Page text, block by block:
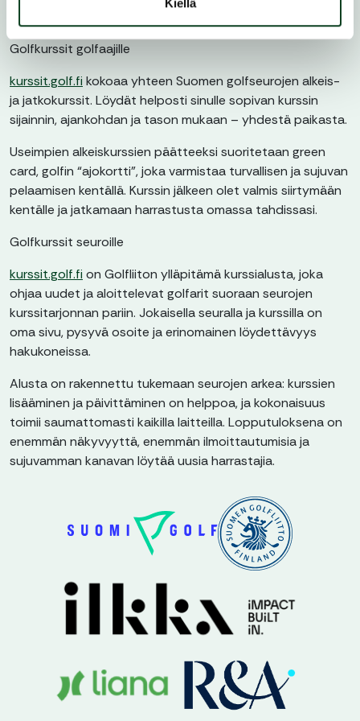
Golfkurssit golfaajille
kurssit.golf.fi kokoaa yhteen Suomen golfseurojen alkeis-
ja jatkokurssit. Löydät helposti sinulle sopivan kurssin
sijainnin, ajankohdan ja tason mukaan – yhdestä paikasta.
Useimpien alkeiskurssien päätteeksi suoritetaan green
card, golfin “ajokortti”, joka varmistaa turvallisen ja sujuvan
pelaamisen kentällä. Kurssin jälkeen olet valmis siirtymään
kentälle ja jatkamaan harrastusta omassa tahdissasi.
Golfkurssit seuroille
kurssit.golf.fi on Golfliiton ylläpitämä kurssialusta, joka
ohjaa uudet ja aloittelevat golfarit suoraan seurojen
kurssitarjonnan pariin. Jokaisella seuralla ja kurssilla on
oma sivu, pysyvä osoite ja erinomainen löydettävyys
hakukoneissa.
Alusta on rakennettu tukemaan seurojen arkea: kurssien
lisääminen ja päivittäminen on helppoa, ja kokonaisuus
toimii saumattomasti kaikilla laitteilla. Lopputuloksena on
enemmän näkyvyyttä, enemmän ilmoittautumisia ja
sujuvamman kanavan löytää uusia harrastajia.